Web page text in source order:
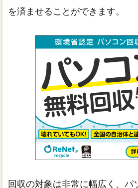
を済ませることができます。
回収の対象は非常に幅広く、パ